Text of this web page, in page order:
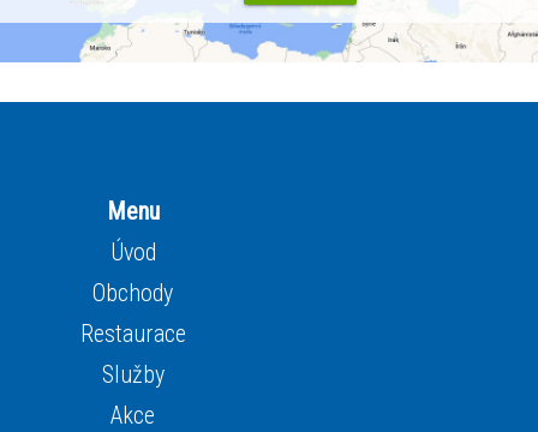
Menu
Úvod
Obchody
Restaurace
Služby
Akce